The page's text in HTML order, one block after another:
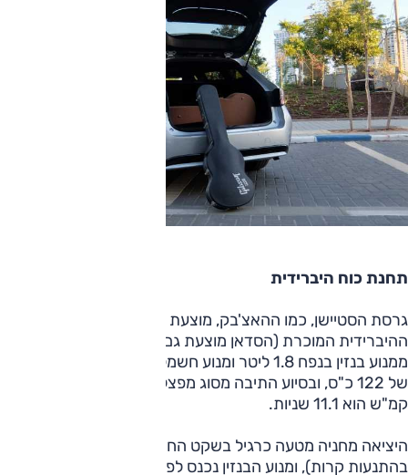
תחנת כוח היברידית
גרסת הסטיישן, כמו ההאצ'בק, מוצעת רק עם חטיבת הכוח
ההיברידית המוכרת (הסדאן מוצעת גם בגרסת בנזין), המורכבת
ממנוע בנזין בנפח 1.8 ליטר ומנוע חשמלי, היוצרים הספק משולב
קמ"ש הוא 11.1 שניות.
היציאה מחניה מטעה כרגיל בשקט החשמלי (למעט לעיתים
בהתנעות קרות), ומנוע הבנזין נכנס לפעולה ומתנתק באופן חלק.